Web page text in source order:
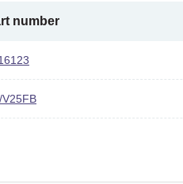
number
V25FB